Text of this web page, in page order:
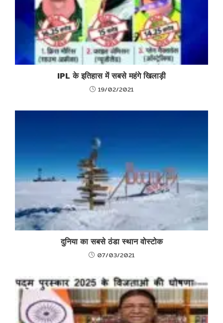
IPL के इतिहास में सबसे महंगे खिलाड़ी
19/02/2021
दुनिया का सबसे ठंडा स्थान वोस्टोक
07/03/2021